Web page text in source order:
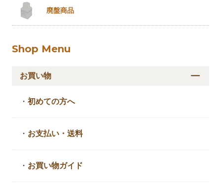
廃盤商品
Shop Menu
お買い物
・初めての方へ
・ お支払い・送料
・ お買い物ガイド